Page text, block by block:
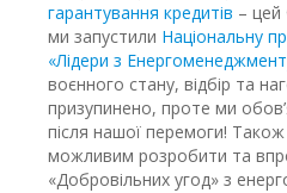
гарантування кредитів –
ми запустили Національну
«Лідери з
воєнного стану, відбір та
призупинено, проте ми
після нашої перемоги!
можливим розробити та
«Добровільних угод» з